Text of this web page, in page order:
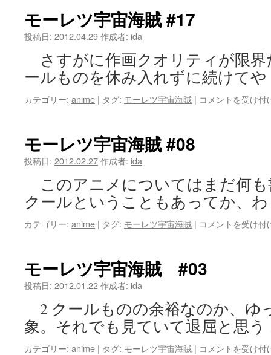
へ
キ
ッ
モーレツ宇宙海賊 #17
投稿日: 2012.04.29作成者: ida
さすがに作画クオリティが限界
ールものを休み入れずに続けて
カテゴリー: anime | タグ: モーレツ宇宙海賊 | モ
賊
#17
は
コメントを受け付
モーレツ宇宙海賊 #08
投稿日: 2012.02.27作成者: ida
このアニメについてはまだ何
クールということもあってか、
カテゴリー: anime | タグ: モーレツ宇宙海賊 | モ
宇
賊
#08
は
コメントを受け付
モーレツ宇宙海賊 #03
投稿日: 2012.01.22作成者: ida
2 クールものの余裕なのか、ゆ
象。それでも見ていて退屈と思
カテゴリー: anime | タグ: モーレツ宇宙海賊 | モ
コメントを受け付